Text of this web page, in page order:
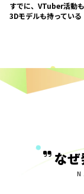
すでに、VTuber活動も
3Dモデルも持っている
な